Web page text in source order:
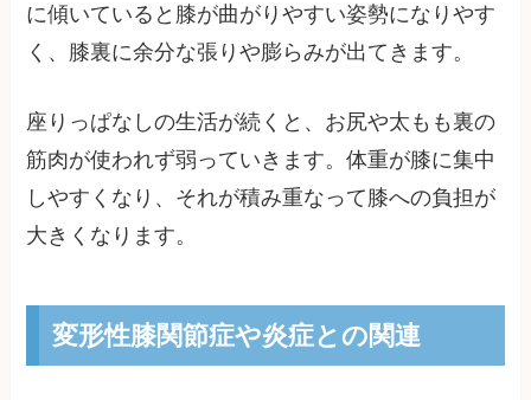
に傾いていると膝が曲がりやすい姿勢になりやす
く、膝裏に余分な張りや膨らみが出てきます。
座りっぱなしの生活が続くと、お尻や太もも裏の
筋肉が使われず弱っていきます。体重が膝に集中
しやすくなり、それが積み重なって膝への負担が
大きくなります。
変形性膝関節症や炎症との関連